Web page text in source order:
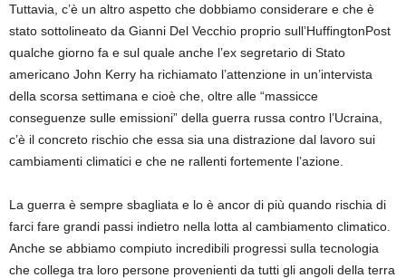
Tuttavia, c’è un altro aspetto che dobbiamo considerare e che è
stato sottolineato da Gianni Del Vecchio proprio sull’HuffingtonPost
qualche giorno fa e sul quale anche l’ex segretario di Stato
americano John Kerry ha richiamato l’attenzione in un’intervista
della scorsa settimana e cioè che, oltre alle “massicce
conseguenze sulle emissioni” della guerra russa contro l’Ucraina,
c’è il concreto rischio che essa sia una distrazione dal lavoro sui
cambiamenti climatici e che ne rallenti fortemente l’azione.
La guerra è sempre sbagliata e lo è ancor di più quando rischia di
farci fare grandi passi indietro nella lotta al cambiamento climatico.
Anche se abbiamo compiuto incredibili progressi sulla tecnologia
che collega tra loro persone provenienti da tutti gli angoli della terra